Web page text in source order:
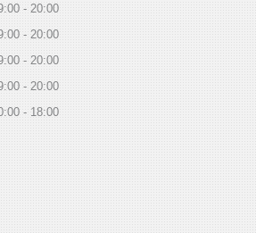
20:00
20:00
20:00
20:00
18:00